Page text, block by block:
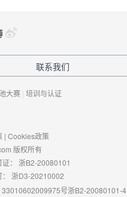
联系我们
大赛 | 培训与认证
| Cookies政策
版权所有
： 浙B2-20080101
浙D3-20210002
33010602009975号浙B2-20080101-4